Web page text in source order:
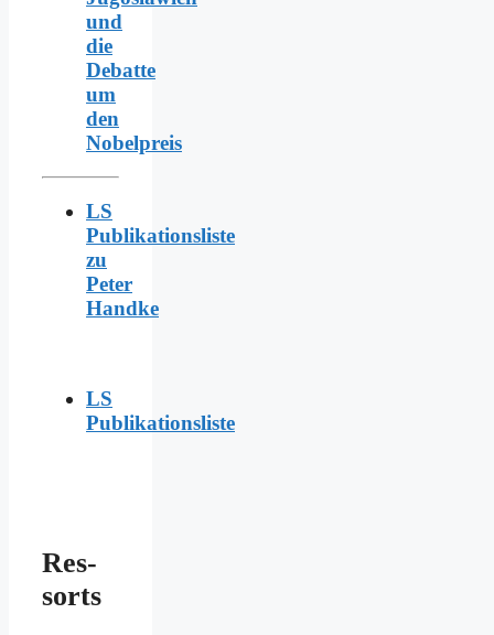
und
die
Debatte
um
den
Nobelpreis
LS
Publikationsliste
zu
Peter
Handke
LS
Publikationsliste
Res­
sorts